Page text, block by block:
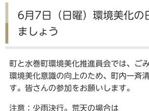
6月7日（日曜）環境美化の
ましょう
町と水巻町環境美化推進員会では、ご
環境美化意識の向上のため、町内一斉
す。皆さんの参加をお願いします。
注意：少雨決行。荒天の場合は